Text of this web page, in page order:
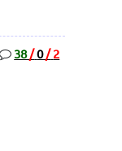
38/0/ 2